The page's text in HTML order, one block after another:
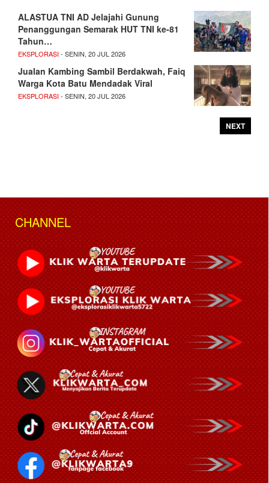
ALASTUA TNI AD Jelajahi Gunung
Penanggungan Semarak HUT TNI ke-81
Tahun…
EKSPLORASI- SENIN, 20 JUL 2026
Jualan Kambing Sambil Berdakwah, Faiq
Warga Kota Batu Mendadak Viral
EKSPLORASI- SENIN, 20 JUL 2026
NEXT
CHANNEL